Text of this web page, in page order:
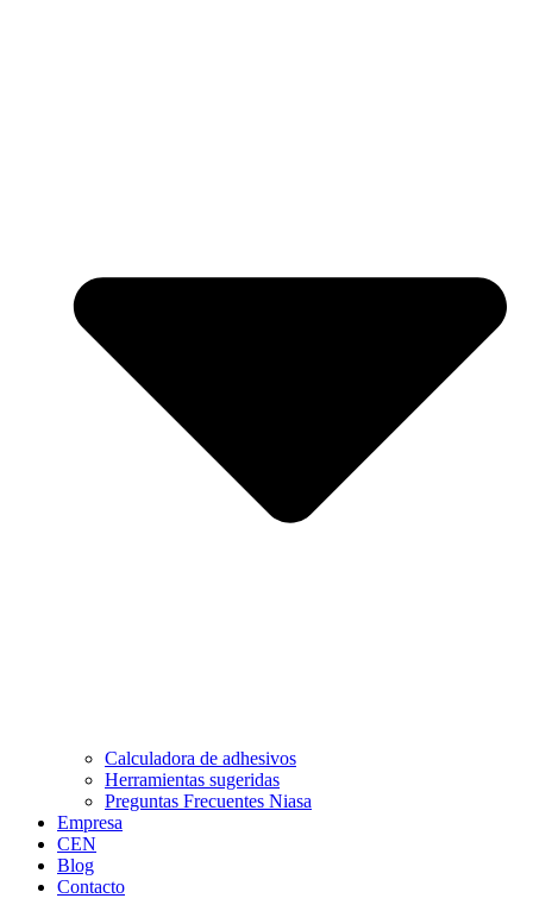
Calculadora de adhesivos
Herramientas sugeridas
Preguntas Frecuentes Niasa
Empresa
CEN
Blog
Contacto